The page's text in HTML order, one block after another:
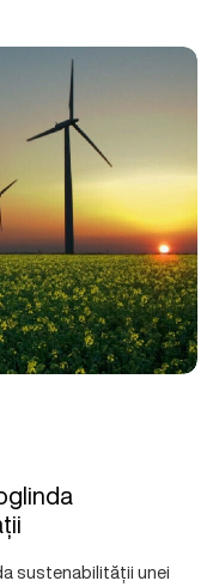
sustenabilității unei